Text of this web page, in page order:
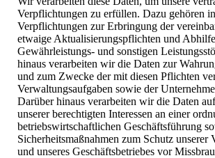
Verpflichtungen zu erfüllen. Dazu gehören
Verpflichtungen zur Erbringung der
etwaige Aktualisierungspflichten und
Gewährleistungs- und sonstigen
hinaus verarbeiten wir die Daten zur
und zum Zwecke der mit diesen Pflichten
Verwaltungsaufgaben sowie der
Darüber hinaus verarbeiten wir die Daten
unserer berechtigten Interessen an einer
betriebswirtschaftlichen Geschäftsführung
Sicherheitsmaßnahmen zum Schutz unserer
und unseres Geschäftsbetriebes vor